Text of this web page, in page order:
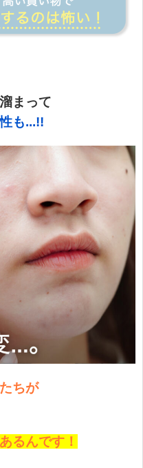
まって
も...!!
ちが
るんです！